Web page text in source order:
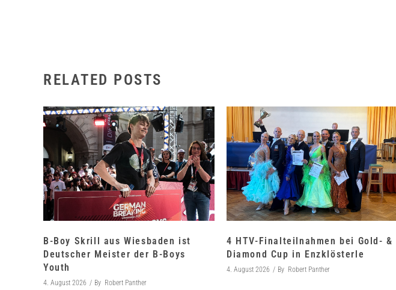
RELATED POSTS
B-Boy Skrill aus Wiesbaden ist
Deutscher Meister der B-Boys
Youth
4. August 2026 By Robert Panther
4 HTV-Finalteilnahmen bei Gold- &
Diamond Cup in Enzklösterle
4. August 2026 By Robert Panther